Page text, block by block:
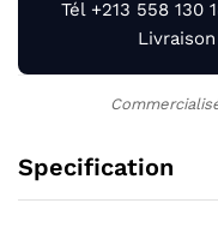
Tél +213 558 130
Specification